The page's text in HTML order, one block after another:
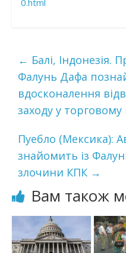
← Балі, Індонезія.
Фалунь Дафа
вдосконалення
заходу у торговому
Пуебло (Мексика):
знайомить із
злочини КПК →
Вам також